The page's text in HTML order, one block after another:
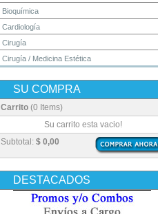
Bioquímica
Cardiología
Cirugía
Cirugía / Medicina Estética
Dermatología
Diagnóstico por Imagen / Radiología
Embriología
Enfermería
Epidemiología
Farmacia / Farmacología
SU COMPRA
Carrito (0 Items)
Subtotal: $ 0,00
Su carrito esta vacio!
DESTACADOS